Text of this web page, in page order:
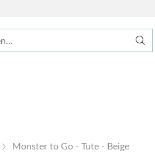
Monster to Go - Tute - Beige